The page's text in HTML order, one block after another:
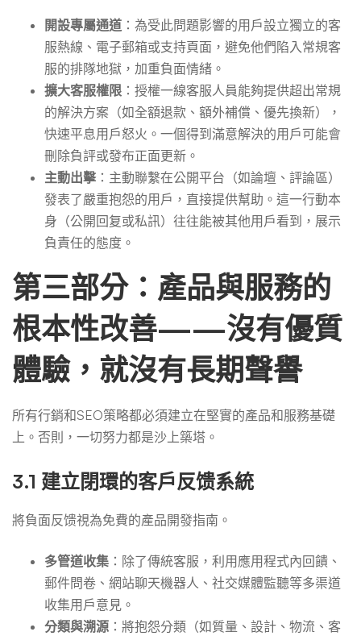
開設專屬通道 ：為受此問題影響的用戶設立獨立的客
服熱線、電子郵箱或支持頁面，避免他們陷入常規客
服的排隊地獄，加重負面情緒。
擴大客服權限 ：授權一線客服人員能夠提供超出常規
的解決方案（如全額退款、額外補償、優先換新），
快速平息用戶怒火。一個得到滿意解決的用戶可能會
刪除負評或發布正面更新。
主動出擊：主動聯繫在公開平台（如論壇、評論區）
發表了嚴重抱怨的用戶，直接提供幫助。這一行動本
身（公開回复或私訊）往往能被其他用戶看到，展示
負責任的態度。
第三部分：產品與服務的
根本性改善——沒有優質
體驗，就沒有長期聲譽
所有行銷和SEO策略都必須建立在堅實的產品和服務基礎
上。否則，一切努力都是沙上築塔。
3.1 建立閉環的客戶反馈系統
將負面反馈視為免費的產品開發指南。
多管道收集 ：除了傳統客服，利用應用程式內回饋、
郵件問卷、網站聊天機器人、社交媒體監聽等多渠道
收集用戶意見。
分類與溯源 ：將抱怨分類（如質量、設計、物流、客